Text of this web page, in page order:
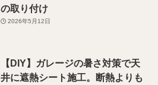
の取り付け
2026年5月12日
【DIY】ガレージの暑さ対策で天
井に遮熱シート施工。断熱よりも